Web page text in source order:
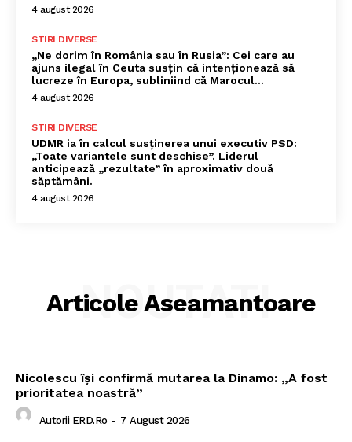
4 august 2026
STIRI DIVERSE
„Ne dorim în România sau în Rusia”: Cei care au
ajuns ilegal în Ceuta susțin că intenționează să
lucreze în Europa, subliniind că Marocul...
4 august 2026
STIRI DIVERSE
UDMR ia în calcul susținerea unui executiv PSD:
„Toate variantele sunt deschise”. Liderul
anticipează „rezultate” în aproximativ două
săptămâni.
4 august 2026
Articole Aseamantoare
NOUTATI
Nicolescu își confirmă mutarea la Dinamo: „A fost
prioritatea noastră”
Autorii ERD.ro - 7 August 2026